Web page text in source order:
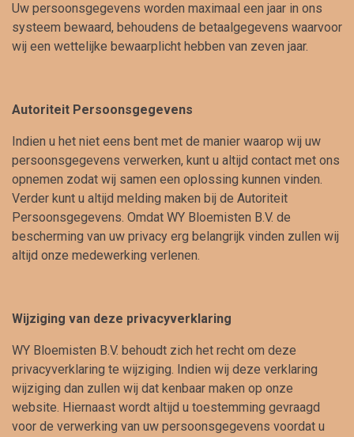
Uw persoonsgegevens worden maximaal een jaar in ons
systeem bewaard, behoudens de betaalgegevens waarvoor
wij een wettelijke bewaarplicht hebben van zeven jaar.
Autoriteit Persoonsgegevens
Indien u het niet eens bent met de manier waarop wij uw
persoonsgegevens verwerken, kunt u altijd contact met ons
opnemen zodat wij samen een oplossing kunnen vinden.
Verder kunt u altijd melding maken bij de Autoriteit
Persoonsgegevens. Omdat WY Bloemisten B.V. de
bescherming van uw privacy erg belangrijk vinden zullen wij
altijd onze medewerking verlenen.
Wijziging van deze privacyverklaring
WY Bloemisten B.V. behoudt zich het recht om deze
privacyverklaring te wijziging. Indien wij deze verklaring
wijziging dan zullen wij dat kenbaar maken op onze
website. Hiernaast wordt altijd u toestemming gevraagd
voor de verwerking van uw persoonsgegevens voordat u